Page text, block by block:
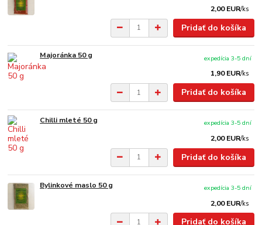
2,00 EUR/ks
Pridať do košíka
Majoránka 50 g
1,90 EUR/ks
expedícia 3-5 dní
Pridať do košíka
Chilli mleté ​​50 g
2,00 EUR/ks
expedícia 3-5 dní
Pridať do košíka
Bylinkové maslo 50 g
2,00 EUR/ks
expedícia 3-5 dní
Pridať do košíka